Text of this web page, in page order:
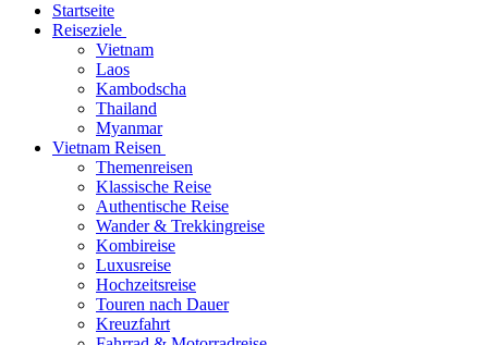
Startseite
Reiseziele
Vietnam
Laos
Kambodscha
Thailand
Myanmar
Vietnam Reisen
Themenreisen
Klassische Reise
Authentische Reise
Wander & Trekkingreise
Kombireise
Luxusreise
Hochzeitsreise
Touren nach Dauer
Kreuzfahrt